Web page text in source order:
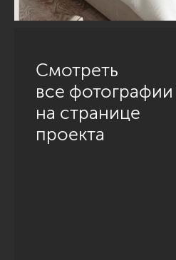
Смотреть
все фотографии
на странице
проекта